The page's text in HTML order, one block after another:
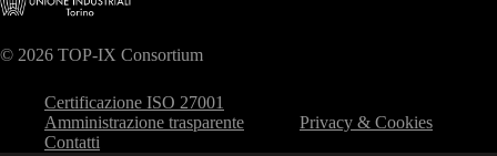
© 2026 TOP-IX Consortium
Certificazione ISO 27001
Amministrazione trasparente
Privacy & Cookies
Contatti